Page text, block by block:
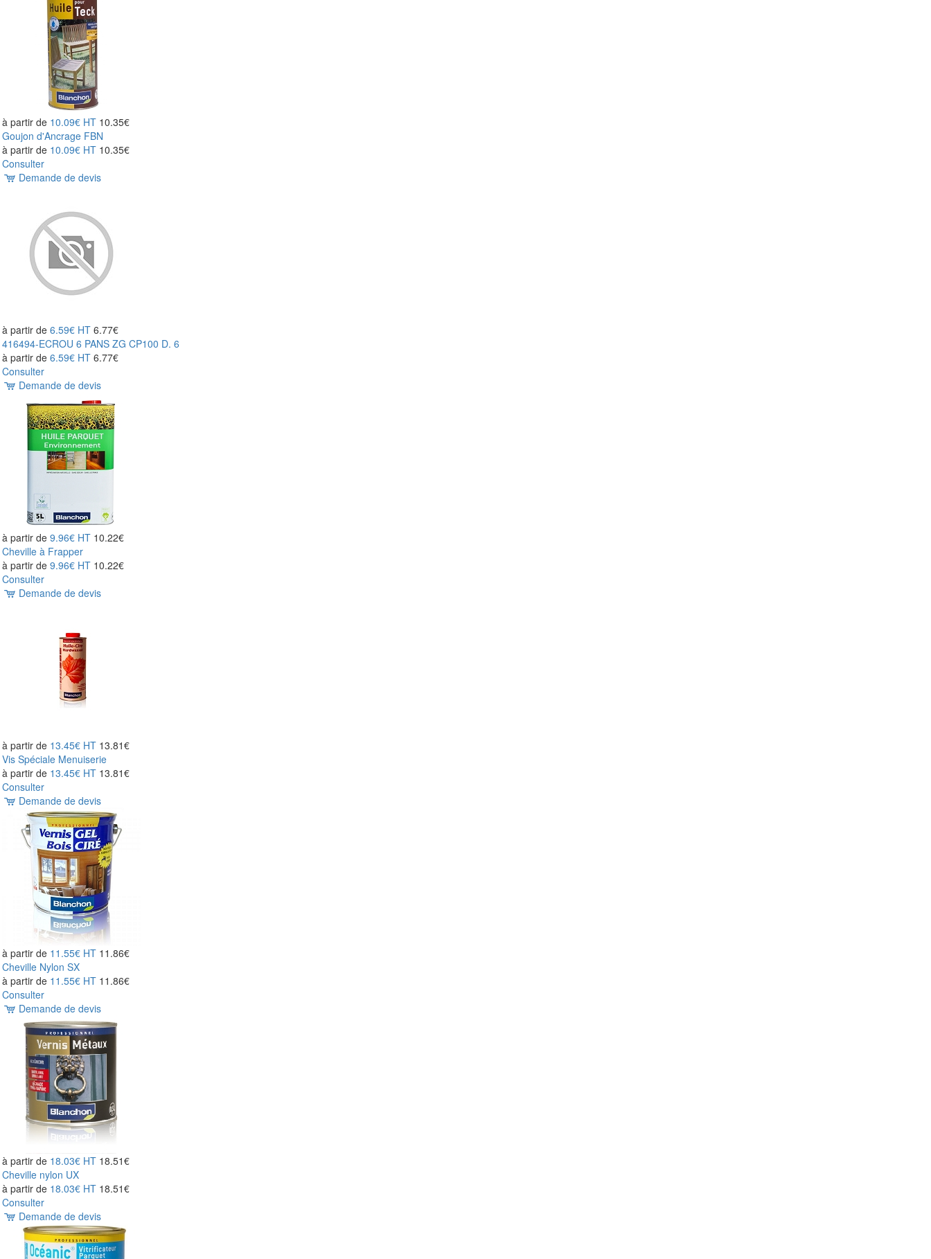
à partir de 10.09€ HT 10.35€
Goujon d'Ancrage FBN
à partir de 10.09€ HT 10.35€
Consulter
Demande de devis
à partir de 6.59€ HT 6.77€
416494-ECROU 6 PANS ZG CP100 D. 6
à partir de 6.59€ HT 6.77€
Consulter
Demande de devis
à partir de 9.96€ HT 10.22€
Cheville à Frapper
à partir de 9.96€ HT 10.22€
Consulter
Demande de devis
à partir de 13.45€ HT 13.81€
Vis Spéciale Menuiserie
à partir de 13.45€ HT 13.81€
Consulter
Demande de devis
à partir de 11.55€ HT 11.86€
Cheville Nylon SX
à partir de 11.55€ HT 11.86€
Consulter
Demande de devis
à partir de 18.03€ HT 18.51€
Cheville nylon UX
à partir de 18.03€ HT 18.51€
Consulter
Demande de devis